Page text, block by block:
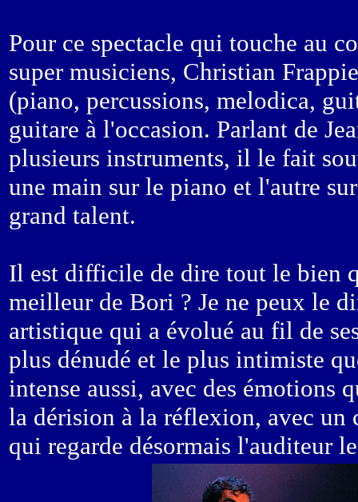
Pour ce spectacle qui touche au
super musiciens, Christian
(piano, percussions, melodica,
guitare à l'occasion. Parlant de
plusieurs instruments, il le fait
une main sur le piano et l'autre
grand talent.
Il est difficile de dire tout le bien
meilleur de Bori ? Je ne peux le
artistique qui a évolué au fil de
plus dénudé et le plus intimiste
intense aussi, avec des émotions
la dérision à la réflexion, avec un
qui regarde désormais l'auditeur